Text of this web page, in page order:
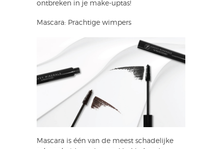
ontbreken in je make-uptas!
Mascara: Prachtige wimpers
Mascara is één van de meest schadelijke